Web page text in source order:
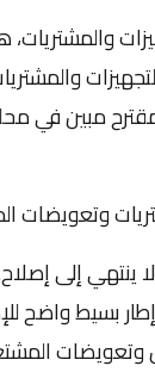
مبين في
وتعويضات
ينتهي إلى
بسيط واضح
وتعويضات